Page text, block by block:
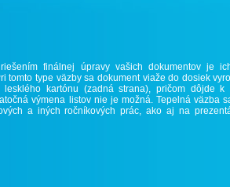
finálnej úpravy vašich dokumentov je
tomto type väzby sa dokument viaže do dosiek
kartónu (zadná strana), pričom dôjde k
výmena listov nie je možná. Tepelná väzba
a iných ročníkových prác, ako aj na